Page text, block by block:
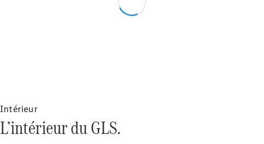
Intérieur
L’intérieur du GLS.